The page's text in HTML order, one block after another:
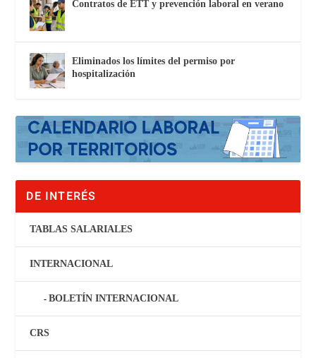
Contratos de ETT y prevención laboral en verano
Eliminados los límites del permiso por
hospitalización
DE INTERÉS
TABLAS SALARIALES
INTERNACIONAL
BOLETÍN INTERNACIONAL
CRS